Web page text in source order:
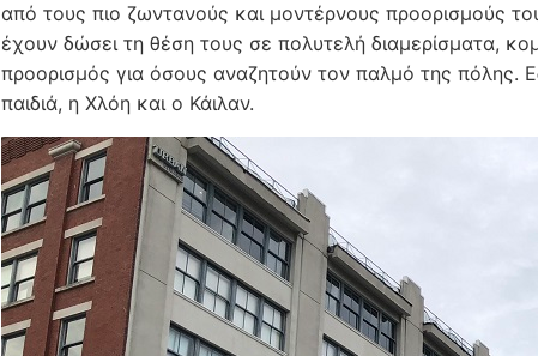
από τους πιο ζωντανούς και μοντέρνους προορισμούς
έχουν δώσει τη θέση τους σε πολυτελή διαμερίσματα,
προορισμός για όσους αναζητούν τον παλμό της πόλης.
παιδιά, η Χλόη και ο Κάιλαν.